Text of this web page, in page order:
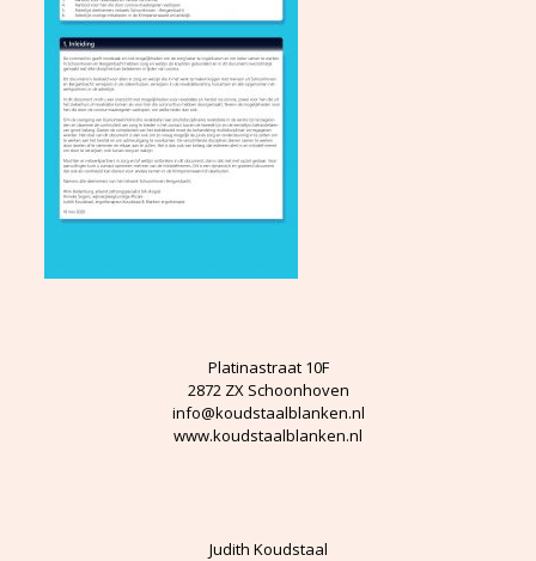
Platinastraat 10F
2872 ZX Schoonhoven
info@koudstaalblanken.nl
www.koudstaalblanken.nl
Judith Koudstaal